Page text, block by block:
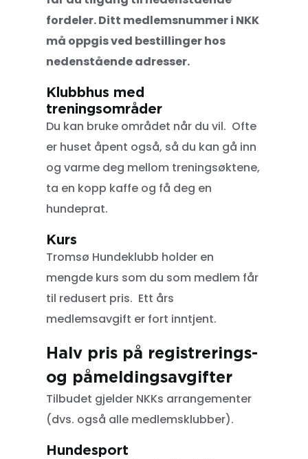
fordeler. Ditt medlemsnummer i NKK
må oppgis ved bestillinger hos
nedenstående adresser.
Klubbhus med
treningsområder
Du kan bruke området når du vil. Ofte
er huset åpent også, så du kan gå inn
og varme deg mellom treningsøktene,
ta en kopp kaffe og få deg en
hundeprat.
Kurs
Tromsø Hundeklubb holder en
mengde kurs som du som medlem får
til redusert pris. Ett års
medlemsavgift er fort inntjent.
Halv pris på registrerings-
og påmeldingsavgifter
Tilbudet gjelder NKKs arrangementer
(dvs. også alle medlemsklubber).
Hundesport